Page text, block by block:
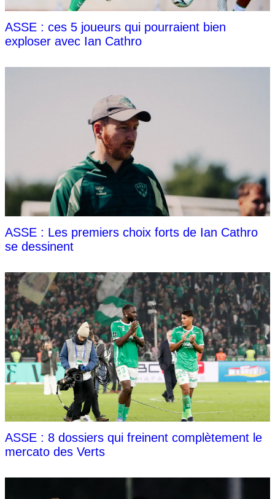
ASSE : ces 5 joueurs qui pourraient bien
exploser avec Ian Cathro
ASSE : Les premiers choix forts de Ian Cathro
se dessinent
ASSE : 8 dossiers qui freinent complètement le
mercato des Verts